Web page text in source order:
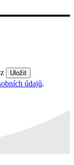
Uložit
údajů.